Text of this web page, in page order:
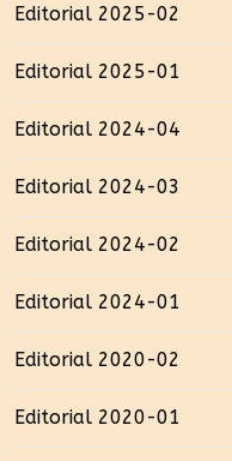
Editorial 2025-02
Editorial 2025-01
Editorial 2024-04
Editorial 2024-03
Editorial 2024-02
Editorial 2024-01
Editorial 2020-02
Editorial 2020-01